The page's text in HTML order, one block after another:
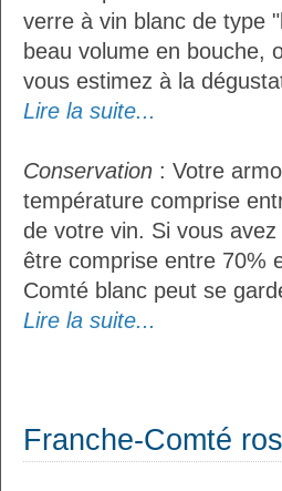
verre à vin blanc de type
beau volume en bouche,
vous estimez à la
Lire la suite...
Conservation : Votre
température comprise
de votre vin. Si vous
être comprise entre 70%
Comté blanc peut se
Lire la suite...
Franche-Comté